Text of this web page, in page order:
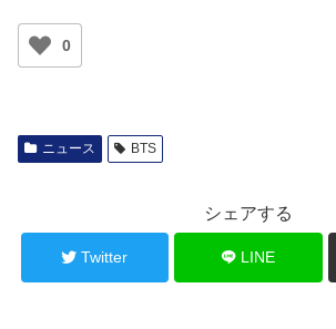
0
ニュース BTS
シェアする
Twitter LINE